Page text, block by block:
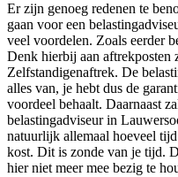
Er zijn genoeg redenen te
gaan voor een
veel voordelen. Zoals eerder
Denk hierbij aan
Zelfstandigenaftrek. De
alles van, je hebt dus de
voordeel behaalt. Daarnaast
belastingadviseur in
natuurlijk allemaal hoeveel
kost. Dit is zonde van je tijd.
hier niet meer mee bezig te